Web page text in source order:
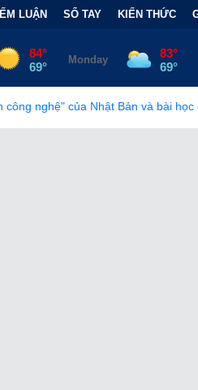
LUẬN SỔ TAY KIẾN THỨC
và bài học đắt giá • Bẫy